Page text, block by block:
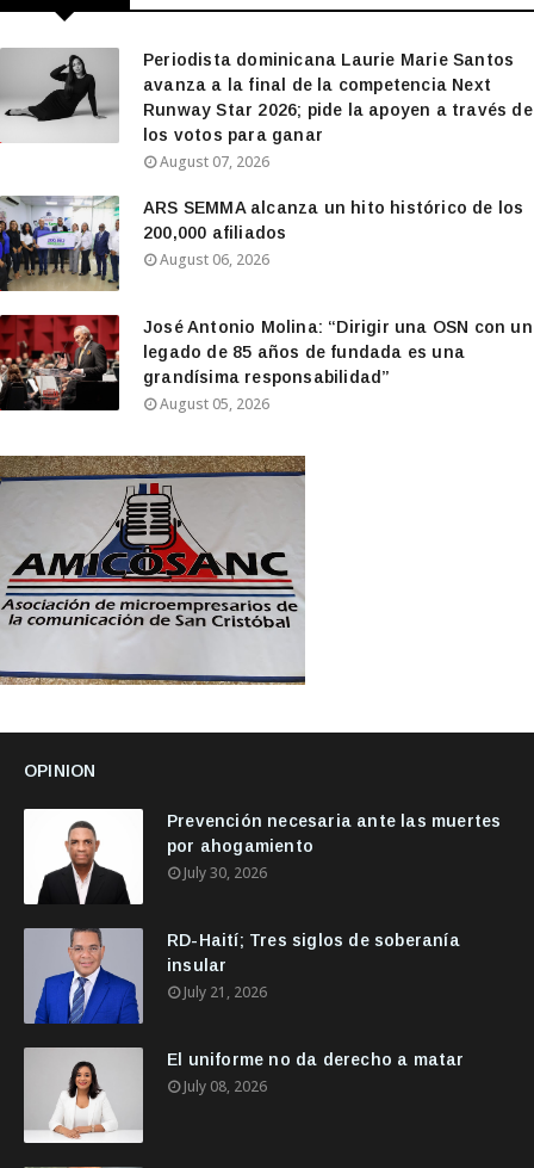
Periodista dominicana Laurie Marie Santos
avanza a la final de la competencia Next
Runway Star 2026; pide la apoyen a través de
los votos para ganar
August 07, 2026
ARS SEMMA alcanza un hito histórico de los
200,000 afiliados
August 06, 2026
José Antonio Molina: “Dirigir una OSN con un
legado de 85 años de fundada es una
grandísima responsabilidad”
August 05, 2026
OPINION
Prevención necesaria ante las muertes
por ahogamiento
July 30, 2026
RD-Haití; Tres siglos de soberanía
insular
July 21, 2026
El uniforme no da derecho a matar
July 08, 2026